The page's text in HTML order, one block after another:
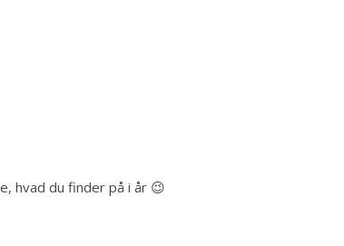
hvad du finder på i år 😉